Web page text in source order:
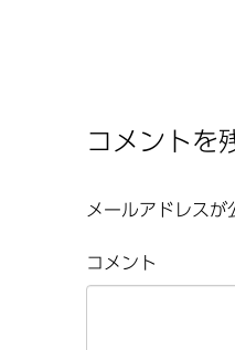
コメントを
メールアドレスが
コメント